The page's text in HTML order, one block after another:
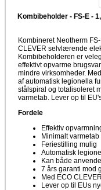
Kombibeholder - FS-E -
Kombineret Neotherm
CLEVER selvlærende
Kombibeholderen er
effektivt opvarme
mindre virksomheder.
af automatisk legionella
stålspiral og totalisoleret
varmetab. Lever op til
Fordele
Effektiv
Minimalt varmetab
Feriestilling mulig
Automatisk
Kan både
7 års garanti mod
Med ECO CLEVER
Lever op til EUs